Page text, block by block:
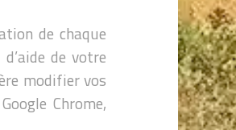
de chaque
de votre
modifier vos
Chrome,